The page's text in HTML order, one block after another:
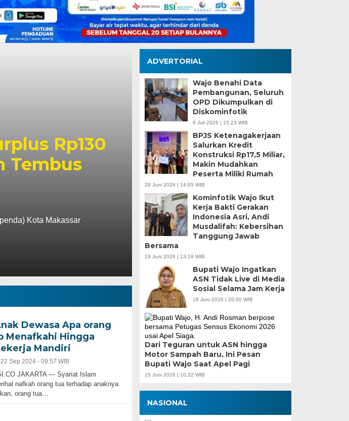
Pastikan PSEL Tetap
Lokasi Masih
Kota Makassar, Munafri Arifuddin, memastikan
ruang dialog…
hingga
Dewasa Apa orang
Menafkahi Hingga
Mandiri
Sep 2024 - 09:57 WIB
JAKARTA — Syariat Islam
nafkah orang tua terhadap anaknya.
orang tua…
ADVERTORIAL
Wajo Benahi Data
Pembangunan, Seluruh
OPD Dikumpulkan di
Diskominfotik
6 Juli 2026 | 15:23 WIB
BPJS Ketenagakerjaan
Salurkan Kredit
Konstruksi Rp17,5 Miliar,
Makin Mudahkan
Peserta Miliki Rumah
29 Juni 2026 | 14:05 WIB
Kominfotik Wajo Ikut
Kerja Bakti Gerakan
Indonesia Asri, Andi
Musdalifah: Kebersihan
Tanggung Jawab
Bersama
19 Juni 2026 | 13:19 WIB
Bupati Wajo Ingatkan
ASN Tidak Live di Media
Sosial Selama Jam Kerja
18 Juni 2026 | 20:00 WIB
Dari Teguran untuk ASN hingga
Motor Sampah Baru, Ini Pesan
Bupati Wajo Saat Apel Pagi
15 Juni 2026 | 10:32 WIB
NASIONAL